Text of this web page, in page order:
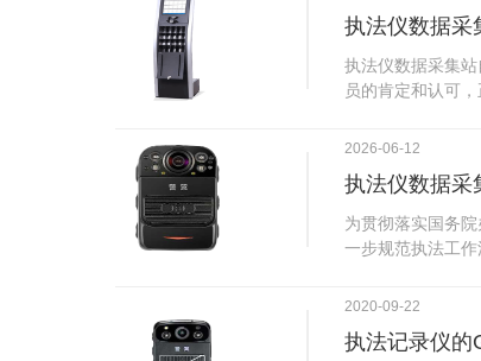
个，其一，安装安
检门可以防范于
试行安检的首日
可以，能够保障急
执法仪数据采
执法仪数据采集
员的肯定和认可
步，首先执法仪数
取目标对象，并同
传的功能，如果
的部分开始继续
据和自动充电，方
仪数据效率。执法
2026-06-12
执法仪数据采
为贯彻落实国务
一步规范执法工作
手。执法记录仪是
盾的发生。现在有
2020-09-22
执法记录仪的